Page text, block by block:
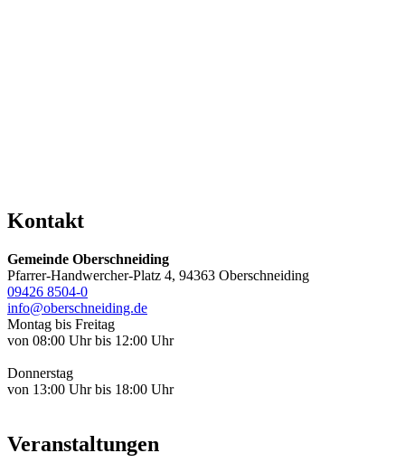
Kontakt
Gemeinde Oberschneiding
Pfarrer-Handwercher-Platz 4, 94363 Oberschneiding
09426 8504-0
info@oberschneiding.de
Montag bis Freitag
von 08:00 Uhr bis 12:00 Uhr
Donnerstag
von 13:00 Uhr bis 18:00 Uhr
Veranstaltungen